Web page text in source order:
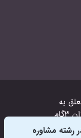
به
مشاوره